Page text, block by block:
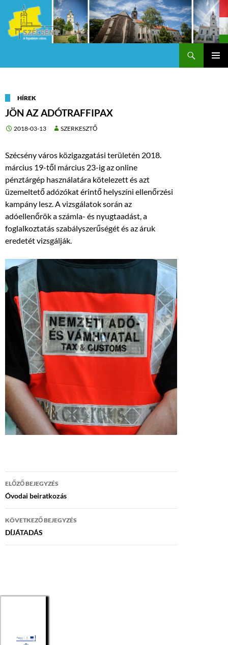
HÍREK
JÖN AZ ADÓTRAFFIPAX
2018-03-13 SZERKESZTŐ
Szécsény város közigazgatási területén 2018.
március 19-től március 23-ig az online
pénztárgép használatára kötelezett és azt
üzemeltető adózókat érintő helyszíni ellenőrzési
kampány lesz. A vizsgálatok során az
adóellenőrök a számla- és nyugtaadást, a
foglalkoztatás szabályszerűségét és az áruk
eredetét vizsgálják.
Bejegyzés
navigáció
ELŐZŐ BEJEGYZÉS
Óvodai beiratkozás
KÖVETKEZŐ BEJEGYZÉS
DÍJÁTADÁS